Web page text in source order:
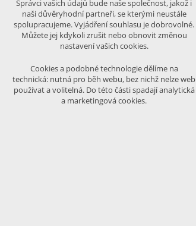
Více informací o cookies na našem webu
ODMÍTNOUT VŠE
Správci vašich údajů bude naše společnost, jakož i
naši důvěryhodní partneři, se kterými neustále
spolupracujeme. Vyjádření souhlasu je dobrovolné.
Můžete jej kdykoli zrušit nebo obnovit změnou
nastavení vašich cookies.
Cookies a podobné technologie dělíme na
technická: nutná pro běh webu, bez nichž nelze web
používat a volitelná. Do této části spadají analytická
a marketingová cookies.